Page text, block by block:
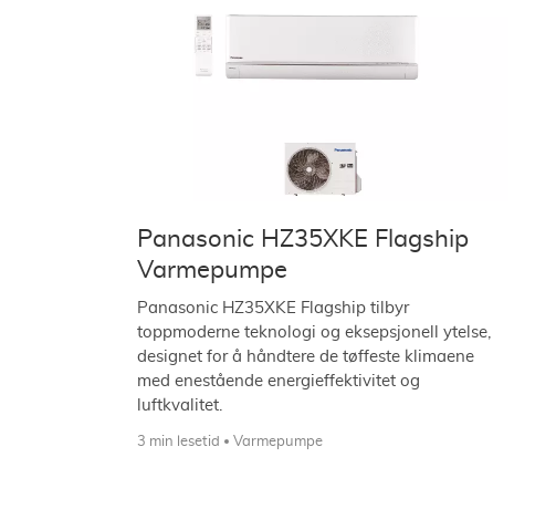
Panasonic HZ35XKE Flagship
Varmepumpe
Panasonic HZ35XKE Flagship tilbyr
toppmoderne teknologi og eksepsjonell ytelse,
designet for å håndtere de tøffeste klimaene
med enestående energieffektivitet og
luftkvalitet.
3 min lesetid Varmepumpe